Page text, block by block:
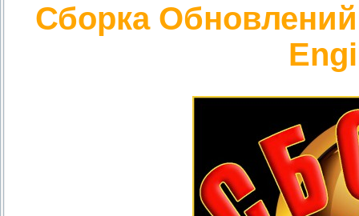
Сборка